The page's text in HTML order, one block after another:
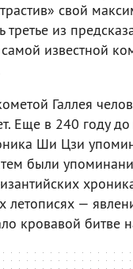
свой
третье из
известной
Галлея
Еще в 240 году
Ши Цзи
были
летописях —
кровавой битве